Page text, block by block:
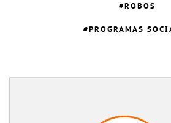
ROBOS
PROGRAMAS